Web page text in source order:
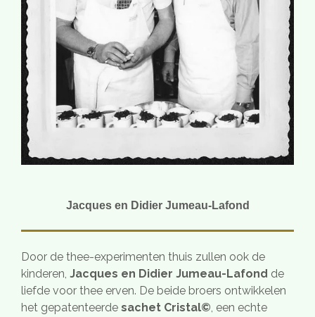
Jacques en Didier Jumeau-Lafond
Door de thee-experimenten thuis zullen ook de
kinderen, Jacques en Didier Jumeau-Lafond de
liefde voor thee erven. De beide broers ontwikkelen
het gepatenteerde sachet Cristal©, een echte